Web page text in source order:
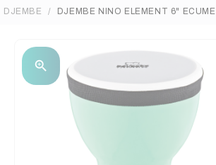
DJEMBE
DJEMBE NINO ELEMENT 6" ECUME
zoom_in